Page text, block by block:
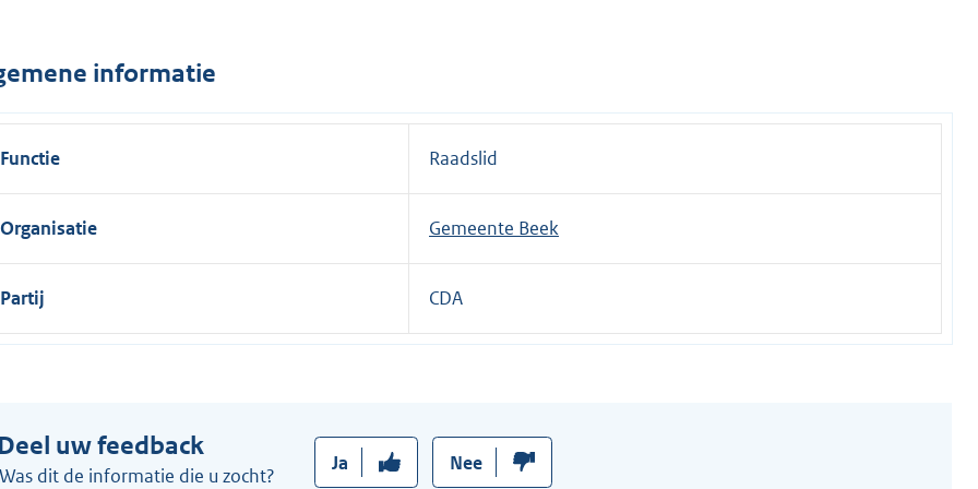
l
n
:
informatie
Functie Raadslid
Organisatie Gemeente Beek
Partij CDA
uw feedback
Was dit de informatie die u zocht?
Ja Nee